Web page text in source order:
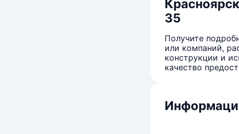
35
Получите
или компаний,
конструкции и
качество